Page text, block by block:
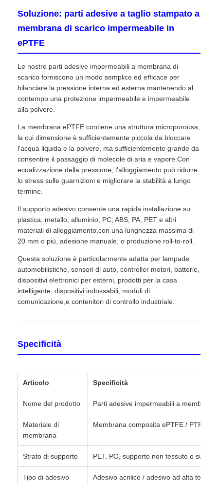
Soluzione: parti adesive a taglio stampato a
membrana di scarico impermeabile in
ePTFE
Le nostre parti adesive impermeabili a membrana di
scarico forniscono un modo semplice ed efficace per
bilanciare la pressione interna ed esterna mantenendo al
contempo una protezione impermeabile e impermeabile
alla polvere.
La membrana ePTFE contiene una struttura microporousa,
la cui dimensione è sufficientemente piccola da bloccare
l'acqua liquida e la polvere, ma sufficientemente grande da
consentire il passaggio di molecole di aria e vapore.Con
ecualizzazione della pressione, l'alloggiamento può ridurre
lo stress sulle guarnizioni e migliorare la stabilità a lungo
termine.
Il supporto adesivo consente una rapida installazione su
plastica, metallo, alluminio, PC, ABS, PA, PET e altri
materiali di alloggiamento.con una lunghezza massima di
20 mm o più, adesione manuale, o produzione roll-to-roll.
Questa soluzione è particolarmente adatta per lampade
automobilistiche, sensori di auto, controller motori, batterie,
dispositivi elettronici per esterni, prodotti per la casa
intelligente, dispositivi indossabili, moduli di
comunicazione,e contenitori di controllo industriale.
Specificità
Articolo Specificità
Nome del prodotto Parti adesive impermeabili a membrana
Materiale di
membrana
Membrana composita ePTFE / PTFE
Strato di supporto PET, PO, supporto non tessuto o su
Tipo di adesivo Adesivo acrilico / adesivo ad alta